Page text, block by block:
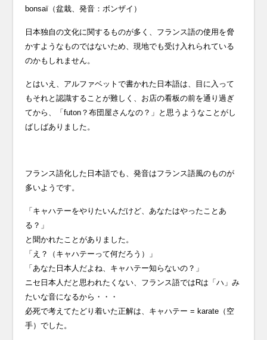
bonsaï（盆栽、発音：ボンザイ）
日本独自の文化に関するものが多く、フランス語の使用を脅
かすようなものではないため、現地でも受け入れられている
のかもしれません。
とはいえ、アルファベットで書かれた日本語は、目に入って
もそれと認識することが難しく、お店の看板の前を通り過ぎ
てから、「futon？布団屋さんなの？」と思うようなことがし
ばしばありました。
フランス語化した日本語でも、発音はフランス語風のものが
多いようです。
「キャハテーをやりたいんだけど、あなたはやったことあ
る？」
と聞かれたことがありました。
「え？（キャハテーって何だろう）」
「あなた日本人だよね、キャハテー知らないの？」
ニセ日本人だと思われたくない、フランス語ではRは「ハ」み
たいな音になるから・・・
必死で考えてたどり着いた正解は、キャハテー = karate（空
手）でした。